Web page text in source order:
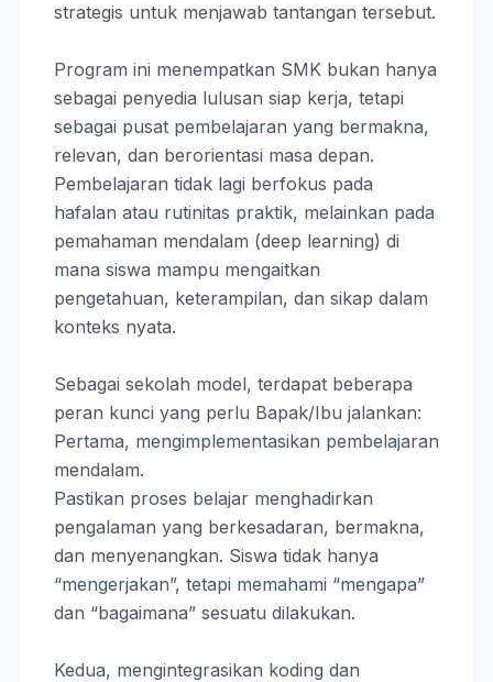
strategis untuk menjawab tantangan tersebut.
Program ini menempatkan SMK bukan hanya
sebagai penyedia lulusan siap kerja, tetapi
sebagai pusat pembelajaran yang bermakna,
relevan, dan berorientasi masa depan.
Pembelajaran tidak lagi berfokus pada
hafalan atau rutinitas praktik, melainkan pada
pemahaman mendalam (deep learning) di
mana siswa mampu mengaitkan
pengetahuan, keterampilan, dan sikap dalam
konteks nyata.
Sebagai sekolah model, terdapat beberapa
peran kunci yang perlu Bapak/Ibu jalankan:
Pertama, mengimplementasikan pembelajaran
mendalam.
Pastikan proses belajar menghadirkan
pengalaman yang berkesadaran, bermakna,
dan menyenangkan. Siswa tidak hanya
“mengerjakan”, tetapi memahami “mengapa”
dan “bagaimana” sesuatu dilakukan.
Kedua, mengintegrasikan koding dan